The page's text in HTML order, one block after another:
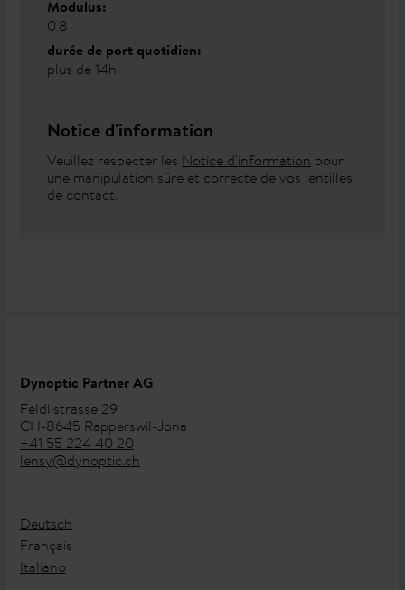
Modulus:
0.8
durée de port quotidien:
plus de 14h
Notice d'information
Veuillez respecter les Notice d'information pour
une manipulation sûre et correcte de vos lentilles
de contact.
Dynoptic Partner AG
Feldlistrasse 29
CH-8645 Rapperswil-Jona
+41 55 224 40 20
lensy@dynoptic.ch
Deutsch
Français
Italiano